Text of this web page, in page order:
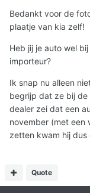
Bedankt voor de
plaatje van kia zelf!
Heb jij je auto wel
importeur?
Ik snap nu alleen
begrijp dat ze bij de
dealer zei dat een
november (met een
zetten kwam hij
Quote